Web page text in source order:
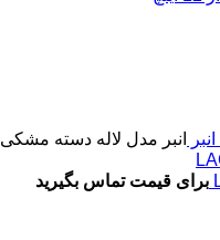
انبر انبر مدل لاله دسته مشکی قفل
برای قیمت تماس بگیرید